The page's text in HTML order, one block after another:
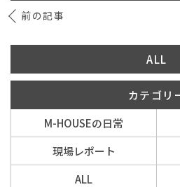
前の記事
ALL
カテゴリ
M-HOUSEの日常
現場レポート
ALL